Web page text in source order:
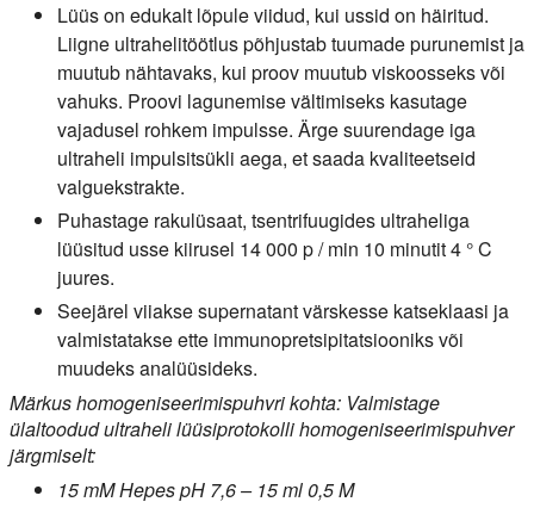
Lüüs on edukalt lõpule viidud, kui ussid on häiritud.
Liigne ultrahelitöötlus põhjustab tuumade purunemist ja
muutub nähtavaks, kui proov muutub viskoosseks või
vahuks. Proovi lagunemise vältimiseks kasutage
vajadusel rohkem impulsse. Ärge suurendage iga
ultraheli impulsitsükli aega, et saada kvaliteetseid
valguekstrakte.
Puhastage rakulüsaat, tsentrifuugides ultraheliga
lüüsitud usse kiirusel 14 000 p / min 10 minutit 4 ° C
juures.
Seejärel viiakse supernatant värskesse katseklaasi ja
valmistatakse ette immunopretsipitatsiooniks või
muudeks analüüsideks.
Märkus homogeniseerimispuhvri kohta: Valmistage
ülaltoodud ultraheli lüüsiprotokolli homogeniseerimispuhver
järgmiselt:
15 mM Hepes pH 7,6 – 15 ml 0,5 M